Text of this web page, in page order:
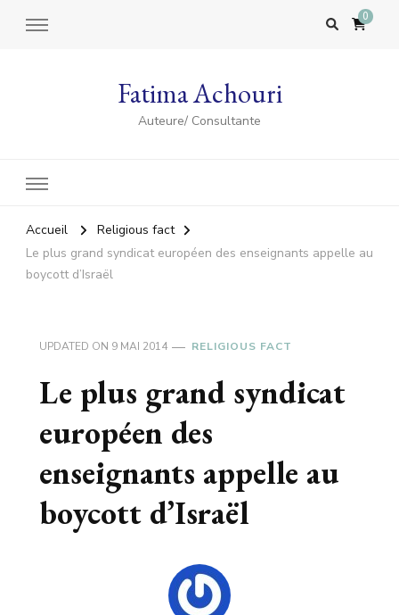
0
Fatima Achouri
Auteure/ Consultante
Accueil
Religious fact
Le plus grand syndicat européen des enseignants appelle au
boycott d’Israël
UPDATED ON 9 MAI 2014 RELIGIOUS FACT
Le plus grand syndicat
européen des
enseignants appelle au
boycott d’Israël